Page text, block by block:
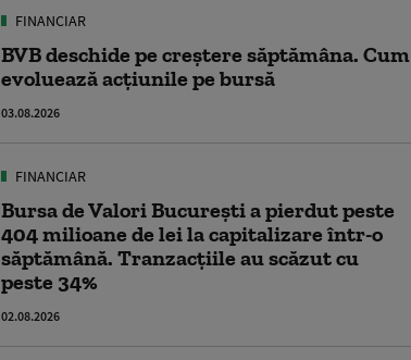
FINANCIAR
BVB deschide pe creștere săptămâna. Cum
evoluează acțiunile pe bursă
03.08.2026
FINANCIAR
Bursa de Valori București a pierdut peste
404 milioane de lei la capitalizare într-o
săptămână. Tranzacțiile au scăzut cu
peste 34%
02.08.2026